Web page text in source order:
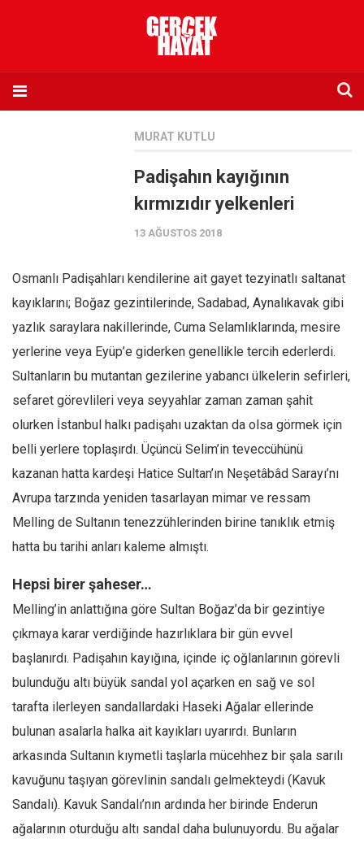
Abone olmak istiyorum
Sosyal Medya
Twitter
Facebook
Instagram
YouTube
Editörden
Mahmut Toptaş
Barış Tarımcıoğlu
Ömer Kayani
Hasanali Yıldırım
Leyla Şerif Emin
Selçuk Türkyılmaz
Mehmet Ali Tekin
Abir E. Nahas
Amina S. Jenenkovic
Bağdagül Öz
MURAT KUTLU
Padişahın kayığının
kırmızıdır yelkenleri
13 AĞUSTOS 2018
Osmanlı Padişahları kendilerine ait gayet tezyinatlı saltanat
kayıklarını; Boğaz gezintilerinde, Sadabad, Aynalıkavak gibi
yazlık saraylara nakillerinde, Cuma Selamlıklarında, mesire
yerlerine veya Eyüp’e giderken genellikle tercih ederlerdi.
Sultanların bu mutantan gezilerine yabancı ülkelerin sefirleri,
sefaret görevlileri veya seyyahlar zaman zaman şahit
olurken İstanbul halkı padişahı uzaktan da olsa görmek için
belli yerlere toplaşırdı. Üçüncü Selim’in teveccühünü
kazanan hatta kardeşi Hatice Sultan’ın Neşetâbâd Sarayı’nı
Avrupa tarzında yeniden tasarlayan mimar ve ressam
Melling de Sultanın tenezzühlerinden birine tanıklık etmiş
hatta bu tarihi anları kaleme almıştı.
Hepsi birer şaheser…
Melling’in anlattığına göre Sultan Boğaz’da bir gezintiye
çıkmaya karar verdiğinde hazırlıklara bir gün evvel
başlanırdı. Padişahın kayığına, içinde iç oğlanlarının görevli
bulunduğu altı büyük sandal yol açarken en sağ ve sol
tarafta ilerleyen sandallardaki Haseki Ağalar ellerinde
bulunan asalarla halka ait kayıkları uyarırdı. Bunların
arkasında Sultanın kıymetli taşlarla mücehhez bir şala sarılı
kavuğunu taşıyan görevlinin sandalı gelmekteydi (Kavuk
Sandalı). Kavuk Sandalı’nın ardında her birinde Enderun
ağalarının oturduğu altı sandal daha bulunuyordu. Bu ağalar